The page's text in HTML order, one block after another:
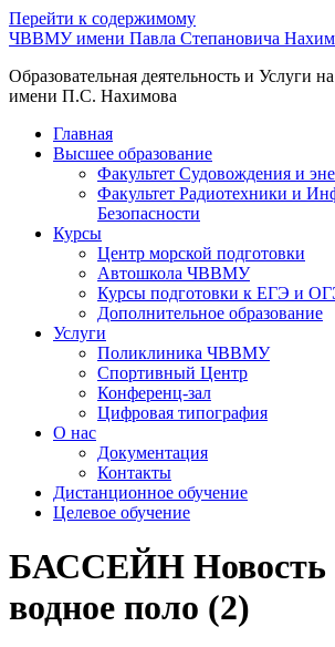
Перейти к содержимому
ЧВВМУ имени Павла Степановича
Образовательная деятельность и Услуги
имени П.С. Нахимова
Главная
Высшее образование
Факультет Судовождения и
Факультет Радиотехники и
Безопасности
Курсы
Центр морской подготовки
Автошкола ЧВВМУ
Курсы подготовки к ЕГЭ и
Дополнительное образование
Услуги
Поликлиника ЧВВМУ
Спортивный Центр
Конференц-зал
Цифровая типография
О нас
Документация
Контакты
Дистанционное обучение
Целевое обучение
БАССЕЙН Новость
водное поло (2)